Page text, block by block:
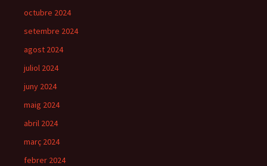
octubre 2024
setembre 2024
agost 2024
juliol 2024
juny 2024
maig 2024
abril 2024
març 2024
febrer 2024